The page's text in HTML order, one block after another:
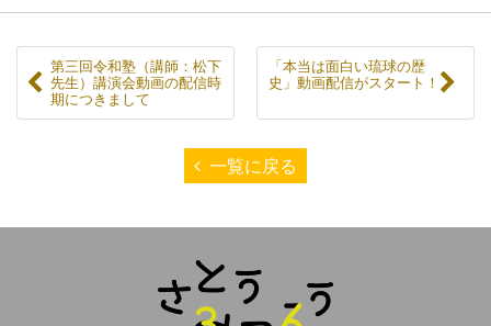
第三回令和塾（講師：松下
先生）講演会動画の配信時
期につきまして
「本当は面白い琉球の歴
史」動画配信がスタート！
一覧に戻る